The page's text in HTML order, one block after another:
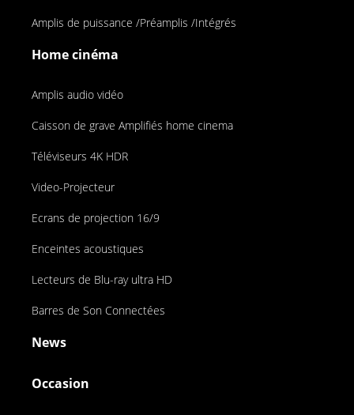
Amplis de puissance /Préamplis /Intégrés
Home cinéma
Amplis audio vidéo
Caisson de grave Amplifiés home cinema
Téléviseurs 4K HDR
Video-Projecteur
Ecrans de projection 16/9
Enceintes acoustiques
Lecteurs de Blu-ray ultra HD
Barres de Son Connectées
News
Occasion